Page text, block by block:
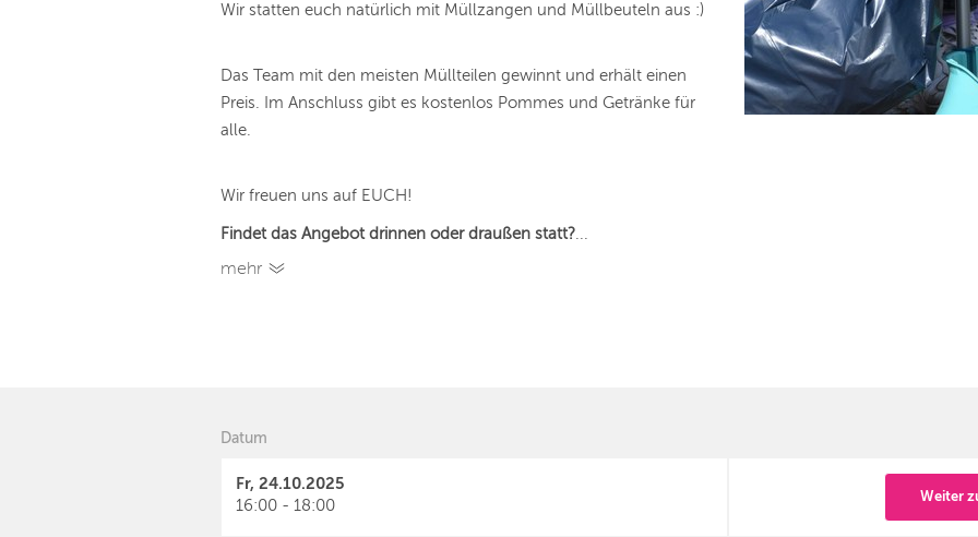
Wir statten euch natürlich mit Müllzangen und Müllbeuteln aus :)
Das Team mit den meisten Müllteilen gewinnt und erhält einen
Preis. Im Anschluss gibt es kostenlos Pommes und Getränke für
alle.
Wir freuen uns auf EUCH!
Findet das Angebot drinnen oder draußen statt?
mehr
Datum
Fr, 24.10.2025
16:00 - 18:00
Weiter